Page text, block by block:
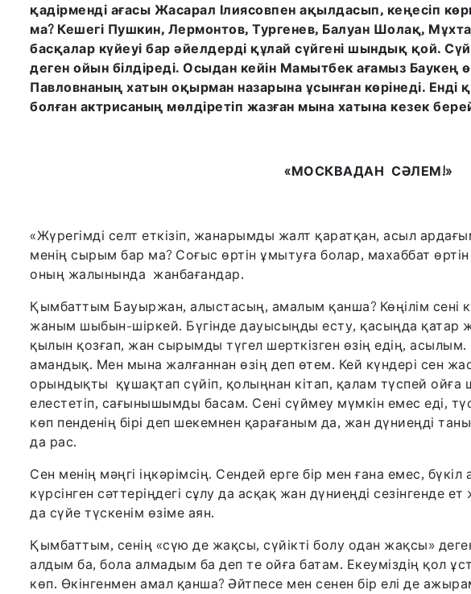
қадірменді ағасы Жасарал Ілиясовпен ақылдасып, кеңесіп
ма? Кешегі Пушкин, Лермонтов, Тургенев, Балуан Шолақ,
басқалар күйеуі бар әйелдерді құлай сүйгені шындық қой.
деген ойын білдіреді. Осыдан кейін Мамытбек ағамыз Баукең
Павловнаның хатын оқырман назарына ұсынған көрінеді. Енді
болған актрисаның мөлдіретіп жазған мына хатына кезек
«МОСКВАДАН СӘЛЕМ!»
«Жүрегімді селт еткізіп, жанарымды жалт қаратқан, асыл
менің сырым бар ма? Соғыс өртін ұмытуға болар, махаббат
оның жалынында жанбағандар.
Қымбаттым Бауыржан, алыстасың, амалым қанша? Көңілім сені
жаным шыбын-шіркей. Бүгінде дауысыңды есту, қасыңда қатар
қылын қозғап, жан сырымды түгел шерткізген өзің едің, асылым.
амандық. Мен мына жалғаннан өзің деп өтем. Кей күндері сен
орындықты құшақтап сүйіп, қолыңнан кітап, қалам түспей ойға
елестетіп, сағынышымды басам. Сені сүймеу мүмкін емес еді,
көп пенденің бірі деп шекемнен қарағаным да, жан дүниеңді
да рас.
Сен менің мәңгі іңкәрімсің. Сендей ерге бір мен ғана емес,
күрсінген сәттеріңдегі сұлу да асқақ жан дүниеңді сезінгенде
да сүйе түскенім өзіме аян.
Қымбаттым, сенің «сүю де жақсы, сүйікті болу одан жақсы»
алдым ба, бола алмадым ба деп те ойға батам. Екеуміздің қол
көп. Өкінгенмен амал қанша? Әйтпесе мен сенен бір елі де